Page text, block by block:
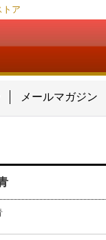
トア
メールマガジン